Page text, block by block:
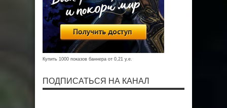
Купить 1000 показов баннера от 0,21 у.е.
ПОДПИСАТЬСЯ НА КАНАЛ